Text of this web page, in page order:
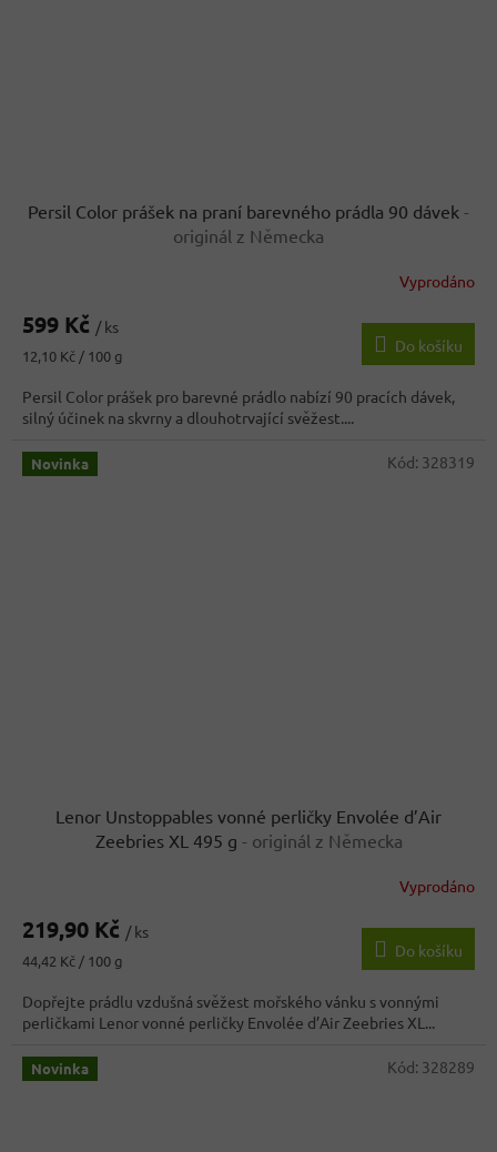
Persil Color prášek na praní barevného prádla 90 dávek -
originál z Německa
Vyprodáno
599 Kč / ks
Měrná
12,10 Kč / 100 g
Do košíku
Persil Color prášek pro barevné prádlo nabízí 90 pracích dávek,
silný účinek na skvrny a dlouhotrvající svěžest....
Novinka
Lenor Unstoppables vonné perličky Envolée d’Air
Zeebries XL 495 g - originál z Německa
Vyprodáno
219,90 Kč / ks
Měrná
44,42 Kč / 100 g
Do košíku
Dopřejte prádlu vzdušná svěžest mořského vánku s vonnými
perličkami Lenor vonné perličky Envolée d’Air Zeebries XL...
Kód: 328319
Novinka Kód: 328289